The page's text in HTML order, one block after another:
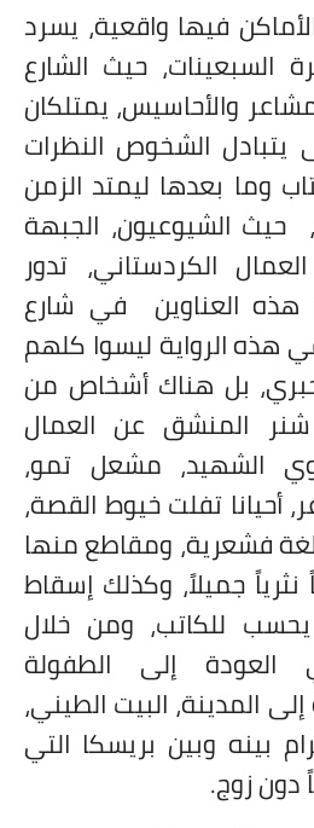
فيها واقعية، يسرد
السبعينات، حيث الشارع
والأحاسيس، يمتلكان
الشخوص النظرات
وما بعدها ليمتد الزمن
حيث الشيوعيون، الجبهة
الكردستاني، تدور
هذه العناوين في شارع
هذه الرواية ليسوا كلهم
بل هناك أشخاص من
المنشق عن العمال
الشهيد، مشعل تمو،
أحيانا تفلت خيوط القصة،
فشعرية، ومقاطع منها
جميلاً، وكذلك إسقاط
يحسب للكاتب، ومن خلال
العودة إلى الطفولة
المدينة، البيت الطيني،
بينه وبين بريسكا التي
دون زوج.